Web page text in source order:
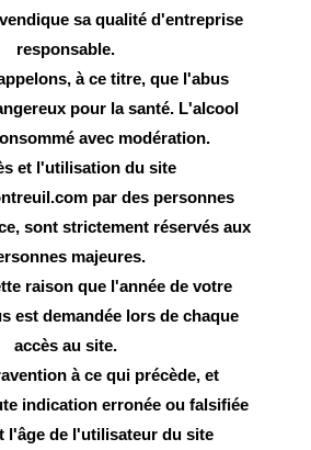
sa qualité d'entreprise
responsable.
à ce titre, que l'abus
pour la santé. L'alcool
avec modération.
et l'utilisation du site
par des personnes
sont strictement réservés aux
majeures.
raison que l'année de votre
est demandée lors de chaque
accès au site.
à ce qui précède, et
indication erronée ou falsifiée
l'âge de l'utilisateur du site